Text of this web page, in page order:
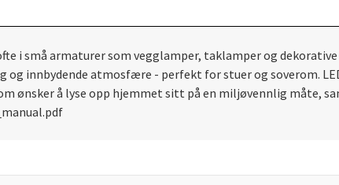
i små armaturer som vegglamper, taklamper og
og innbydende atmosfære - perfekt for stuer og soverom.
ønsker å lyse opp hjemmet sitt på en miljøvennlig måte,